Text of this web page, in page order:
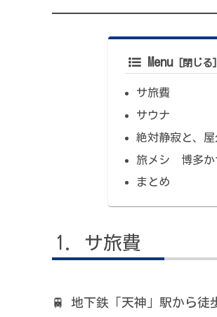
Menu
サ旅費
サウナ
絶対静寂と、
旅メシ 博多か
まとめ
サ旅費
🚆 地下鉄「天神」駅から徒